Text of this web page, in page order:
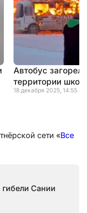
Автобус
территории
18 декабря 2025, 14:55
сети «Все
Сании